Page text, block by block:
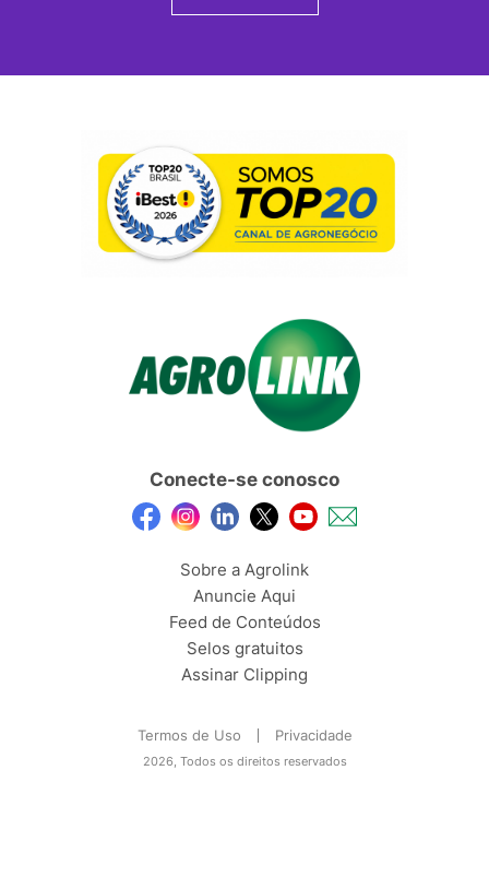
Conecte-se conosco
Sobre a Agrolink
Anuncie Aqui
Feed de Conteúdos
Selos gratuitos
Assinar Clipping
Termos de Uso Privacidade
2026, Todos os direitos reservados